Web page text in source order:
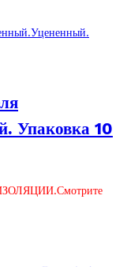
Упаковка 10